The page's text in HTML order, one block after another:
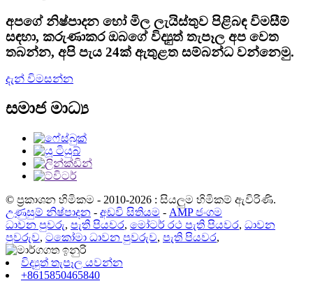
අපගේ නිෂ්පාදන හෝ මිල ලැයිස්තුව පිළිබඳ විමසීම්
සඳහා, කරුණාකර ඔබගේ විද්‍යුත් තැපෑල අප වෙත
තබන්න, අපි පැය 24ක් ඇතුළත සම්බන්ධ වන්නෙමු.
දැන් විමසන්න
සමාජ මාධ්‍ය
© ප්‍රකාශන හිමිකම - 2010-2026 : සියලුම හිමිකම් ඇවිරිණි.
උණුසුම් නිෂ්පාදන - අඩවි සිතියම - AMP ජංගම
ධාවන පුවරු, පැති පියවර, මෝටර් රථ පැති පියවර, ධාවන
පුවරුව, ටකෝමා ධාවන පුවරුව, පැති පියවර,
විද්‍යුත් තැපෑල යවන්න
+8615850465840